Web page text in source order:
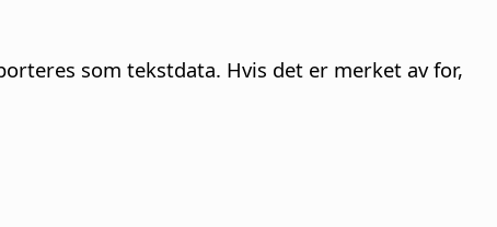
som tekstdata. Hvis det er merket av for,